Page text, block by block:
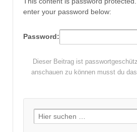
enter your password below:
Password:
Dieser Beitrag ist
anschauen zu können musst du
Suche
nach: